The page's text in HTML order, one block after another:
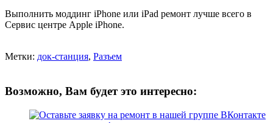
Выполнить моддинг iPhone или iPad ремонт лучше всего в
Сервис центре Apple iPhone.
Метки: док-станция, Разъем
Возможно, Вам будет это интересно: